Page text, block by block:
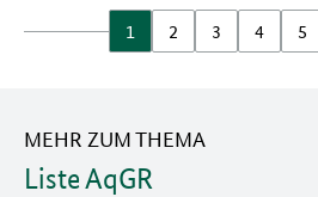
1 2 3 4 5
MEHR ZUM THEMA
Liste AqGR